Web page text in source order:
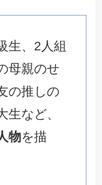
生、2人組
母親のせ
の推しの
など、
物を描